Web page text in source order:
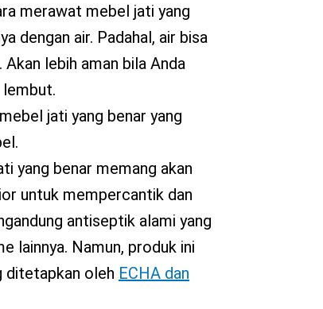
merawat mebel jati yang
dengan air. Padahal, air bisa
lebih aman bila Anda
lembut.
jati yang benar yang
yang benar memang akan
untuk mempercantik dan
antiseptik alami yang
lainnya. Namun, produk ini
ditetapkan oleh ECHA dan